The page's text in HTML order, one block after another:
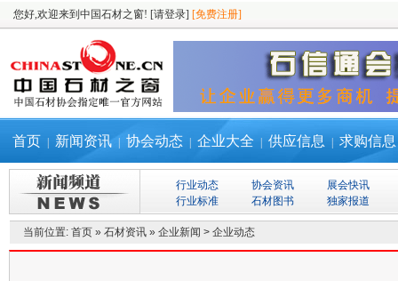
您好,欢迎来到中国石材之窗! [请登录] [免费注册]
首页 新闻资讯 协会动态 企业大全 供应信息 求购信息
行业动态 协会资讯
展会快讯
行业标准
石材图书 独家报道
当前位置: 首页 » 石材资讯 » 企业新闻 > 企业动态